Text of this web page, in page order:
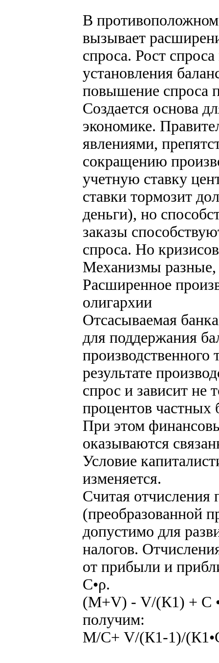
В
вызывает
спроса. Рост
установления
повышение спроса
Создается основа
экономике.
явлениями,
сокращению
учетную ставку
ставки тормозит
деньги), но
заказы
спроса. Но
Механизмы разные,
Расширенное
олигархии
Отсасываемая
для поддержания
производственного
результате
спрос и зависит не
процентов частных
При этом
оказываются
Условие
изменяется.
Считая
(преобразованной
допустимо для
налогов.
от прибыли и
С•ρ.
(М+V) - V/(К1) + С
получим:
М/С+ V/(К1-1)/